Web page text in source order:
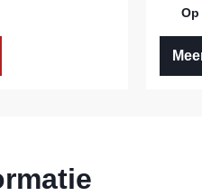
Op